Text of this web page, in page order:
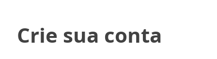
Crie sua conta